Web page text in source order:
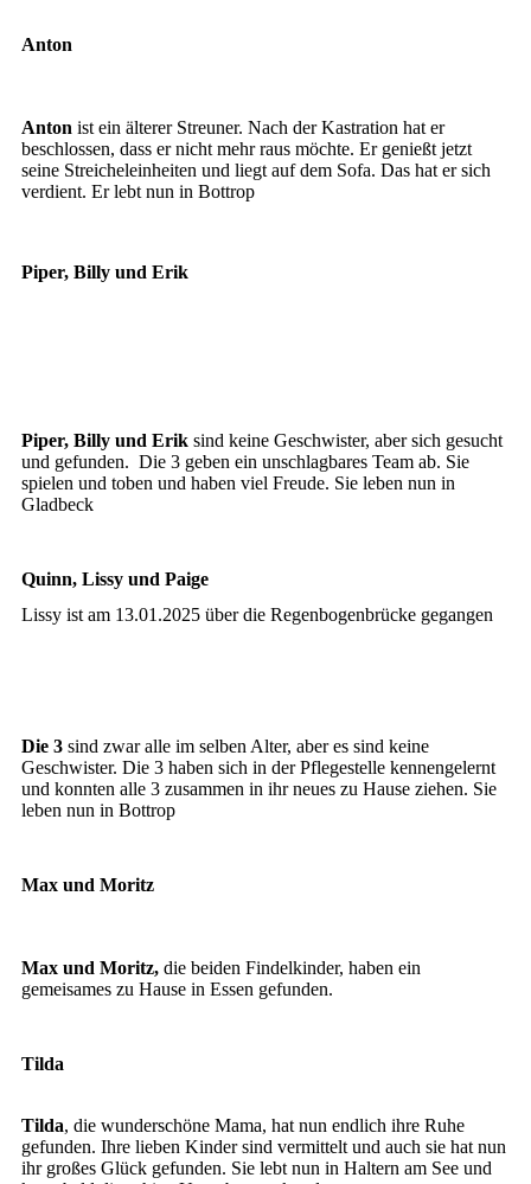
Anton
Anton ist ein älterer Streuner. Nach der Kastration hat er
beschlossen, dass er nicht mehr raus möchte. Er genießt jetzt
seine Streicheleinheiten und liegt auf dem Sofa. Das hat er sich
verdient. Er lebt nun in Bottrop
Piper, Billy und Erik
Piper, Billy und Eriksind keine Geschwister, aber sich gesucht
und gefunden. Die 3 geben ein unschlagbares Team ab. Sie
spielen und toben und haben viel Freude. Sie leben nun in
Gladbeck
Quinn, Lissy und Paige
Lissy ist am 13.01.2025 über die Regenbogenbrücke gegangen
Die 3 sind zwar alle im selben Alter, aber es sind keine
Geschwister. Die 3 haben sich in der Pflegestelle kennengelernt
und konnten alle 3 zusammen in ihr neues zu Hause ziehen. Sie
leben nun in Bottrop
Max und Moritz
Max und Moritz,die beiden Findelkinder, haben ein
gemeisames zu Hause in Essen gefunden.
Tilda
Tilda, die wunderschöne Mama, hat nun endlich ihre Ruhe
gefunden. Ihre lieben Kinder sind vermittelt und auch sie hat nun
ihr großes Glück gefunden. Sie lebt nun in Haltern am See und